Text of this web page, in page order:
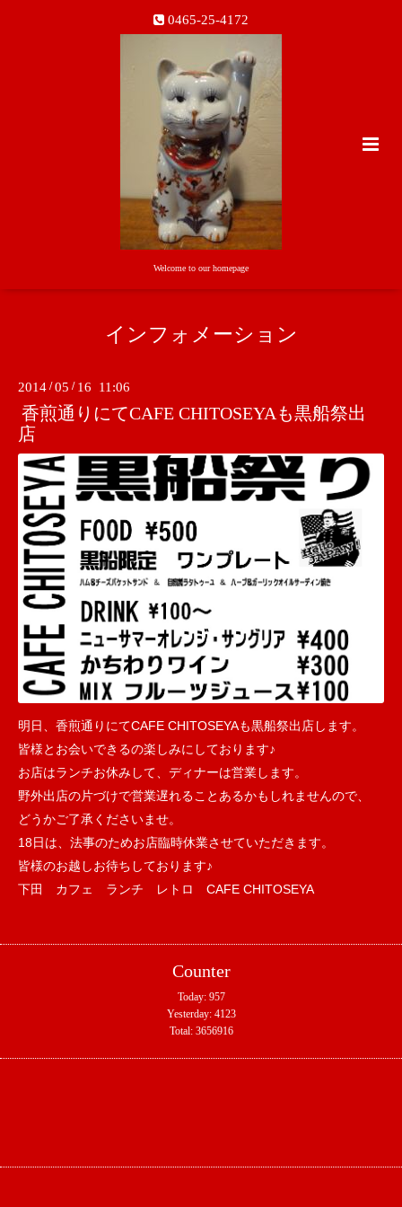
0465-25-4172
Welcome to our homepage
インフォメーション
2014 /05 / 16 11:06
香煎通りにてCAFE CHITOSEYAも黒船祭出
店
明日、香煎通りにてCAFE CHITOSEYAも黒船祭出店します。
皆様とお会いできるの楽しみにしております♪
お店はランチお休みして、ディナーは営業します。
野外出店の片づけで営業遅れることあるかもしれませんので、
どうかご了承くださいませ。
18日は、法事のためお店臨時休業させていただきます。
皆様のお越しお待ちしております♪
下田 カフェ ランチ レトロ CAFE CHITOSEYA
Counter
Today: 957
Yesterday: 4123
Total: 3656916